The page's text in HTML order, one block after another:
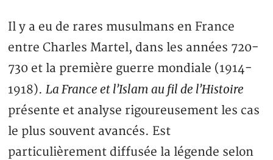
Il y a eu de rares musulmans en France
entre Charles Martel, dans les années 720-
730 et la première guerre mondiale (1914-
1918).La France et l’Islam au fil de l’Histoire
présente et analyse rigoureusement les cas
le plus souvent avancés. Est
particulièrement diffusée la légende selon